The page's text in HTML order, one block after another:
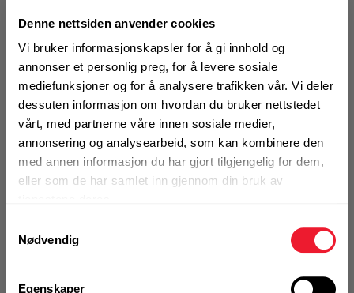
Denne nettsiden anvender cookies
Vi bruker informasjonskapsler for å gi innhold og
annonser et personlig preg, for å levere sosiale
mediefunksjoner og for å analysere trafikken vår. Vi deler
dessuten informasjon om hvordan du bruker nettstedet
vårt, med partnerne våre innen sosiale medier,
annonsering og analysearbeid, som kan kombinere den
med annen informasjon du har gjort tilgjengelig for dem,
eller som de har samlet inn gjennom din bruk av
Nødvendig
Egenskaper
Logg inn eller
registrer deg for å
se din avtalepris
KJØP
Handleliste
Art.nr. 72293558
Betongskrue Hilti HUS 4-H 10x130
På nettlager